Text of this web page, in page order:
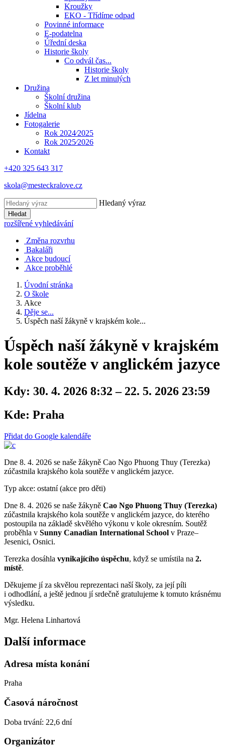
Kroužky
EKO - Třídíme odpad
Povinné informace
E-podatelna
Úřední deska
Historie školy
Co odvál čas...
Historie školy
Z let minulých
Družina
Školní družina
Školní klub
Jídelna
Fotogalerie
Rok 2024⁄2025
Rok 2025⁄2026
Kontakt
+420 325 643 317
skola@mesteckralove.cz
Hledaný výraz
Hledat
rozšířené vyhledávání
Změna rozvrhu
Bakaláři
Akce budoucí
Akce proběhlé
Úvodní stránka
O škole
Akce
Děje se...
Úspěch naší žákyně v krajském kole...
Úspěch naší žákyně v krajském
kole soutěže v anglickém jazyce
Kdy: 30. 4. 2026 8:32 – 22. 5. 2026 23:59
Kde: Praha
Přidat do Google kalendáře
Dne 8. 4. 2026 se naše žákyně Cao Ngo Phuong Thuy (Terezka)
zúčastnila krajského kola soutěže v anglickém jazyce.
Typ akce: ostatní (akce pro děti)
Dne 8. 4. 2026 se naše žákyně Cao Ngo Phuong Thuy (Terezka)
zúčastnila krajského kola soutěže v anglickém jazyce, do kterého
postoupila na základě skvělého výkonu v kole okresním. Soutěž
proběhla v Sunny Canadian International School v Praze–
Jesenici, Osnici.
Terezka dosáhla vynikajícího úspěchu, když se umístila na 2.
místě.
Děkujeme jí za skvělou reprezentaci naší školy, za její píli
i odhodlání, a ještě jednou jí srdečně gratulujeme k tomuto krásnému
výsledku.
Mgr. Helena Linhartová
Další informace
Adresa místa konání
Praha
Časová náročnost
Doba trvání: 22,6 dní
Organizátor